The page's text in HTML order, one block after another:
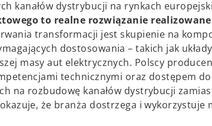
kanałów dystrybucji na rynkach
to realne rozwiązanie
transformacji jest skupienie na
dostosowania – takich jak
masy aut elektrycznych. Polscy
technicznymi oraz dostępem
na rozbudowę kanałów dystrybucji
że branża dostrzega i